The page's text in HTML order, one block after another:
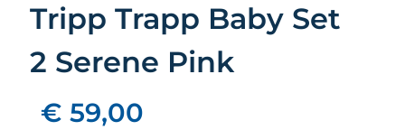
Tripp Trapp Baby Set
2 Serene Pink
€ 59,00